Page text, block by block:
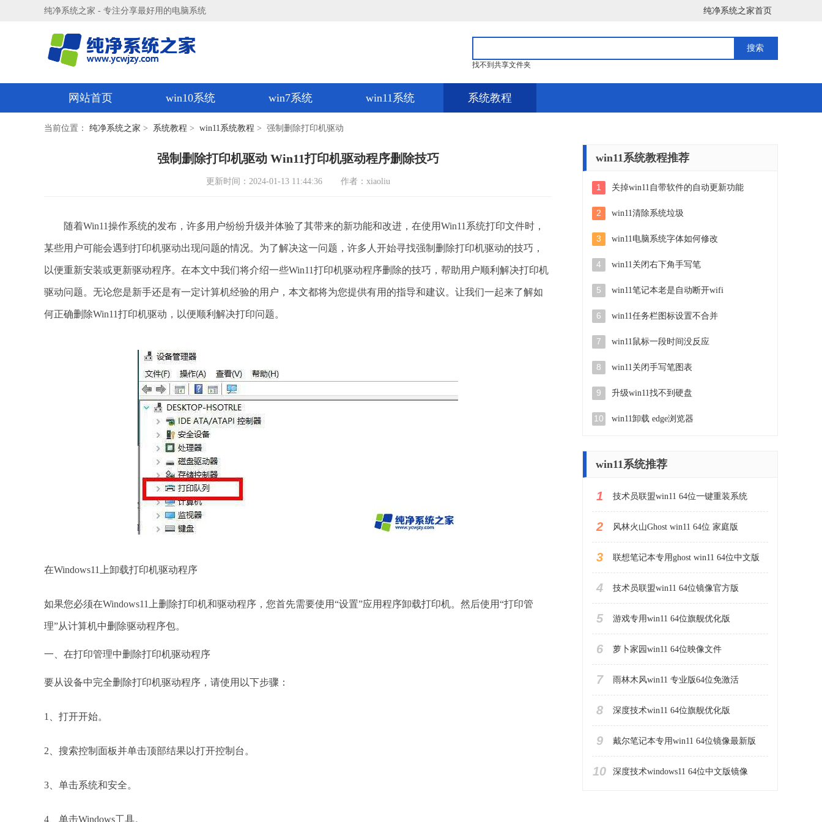
纯净系统之家 - 专注分享最好用的电脑系统 纯净系统之家首页
找不到共享文件夹
网站首页 win10系统 win7系统 win11系统 系统教程
当前位置： 纯净系统之家 > 系统教程 > win11系统教程 > 强制删除打印机驱动
强制删除打印机驱动 Win11打印机驱动程序删除技巧
更新时间：2024-01-13 11:44:36 作者：xiaoliu
随着Win11操作系统的发布，许多用户纷纷升级并体验了其带来的新功能和改进，在使用Win11系统打印文件时，
某些用户可能会遇到打印机驱动出现问题的情况。为了解决这一问题，许多人开始寻找强制删除打印机驱动的技巧，
以便重新安装或更新驱动程序。在本文中我们将介绍一些Win11打印机驱动程序删除的技巧，帮助用户顺利解决打印机
驱动问题。无论您是新手还是有一定计算机经验的用户，本文都将为您提供有用的指导和建议。让我们一起来了解如
何正确删除Win11打印机驱动，以便顺利解决打印问题。
在Windows11上卸载打印机驱动程序
如果您必须在Windows11上删除打印机和驱动程序，您首先需要使用“设置”应用程序卸载打印机。然后使用“打印管
理”从计算机中删除驱动程序包。
一、在打印管理中删除打印机驱动程序
要从设备中完全删除打印机驱动程序，请使用以下步骤：
1、打开开始。
2、搜索控制面板并单击顶部结果以打开控制台。
3、单击系统和安全。
4、单击Windows工具。
win11系统教程推荐
1 关掉win11自带软件的自动更新功能
2 win11清除系统垃圾
3 win11电脑系统字体如何修改
4 win11关闭右下角手写笔
5 win11笔记本老是自动断开wifi
6 win11任务栏图标设置不合并
7 win11鼠标一段时间没反应
8 win11关闭手写笔图表
9 升级win11找不到硬盘
10 win11卸载 edge浏览器
win11系统推荐
1 技术员联盟win11 64位一键重装系统
2 风林火山Ghost win11 64位 家庭版
3 联想笔记本专用ghost win11 64位中文版
4 技术员联盟win11 64位镜像官方版
5 游戏专用win11 64位旗舰优化版
6 萝卜家园win11 64位映像文件
7 雨林木风win11 专业版64位免激活
8 深度技术win11 64位旗舰优化版
9 戴尔笔记本专用win11 64位镜像最新版
10 深度技术windows11 64位中文版镜像